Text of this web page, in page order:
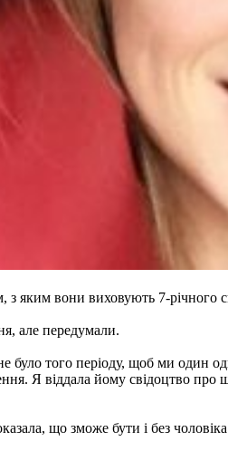
вони виховують 7-річного
але передумали.
було того періоду, щоб ми
Я віддала йому свідоцтво
що зможе бути і без